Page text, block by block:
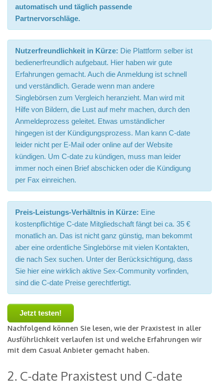
automatisch und täglich passende
Partnervorschläge.
Nutzerfreundlichkeit in Kürze: Die Plattform selber ist
bedienerfreundlich aufgebaut. Hier haben wir gute
Erfahrungen gemacht. Auch die Anmeldung ist schnell
und verständlich. Gerade wenn man andere
Singlebörsen zum Vergleich heranzieht. Man wird mit
Hilfe von Bildern, die Lust auf mehr machen, durch den
Anmeldeprozess geleitet. Etwas umständlicher
hingegen ist der Kündigungsprozess. Man kann C-date
leider nicht per E-Mail oder online auf der Website
kündigen. Um C-date zu kündigen, muss man leider
immer noch einen Brief abschicken oder die Kündigung
per Fax einreichen.
Preis-Leistungs-Verhältnis in Kürze: Eine
kostenpflichtige C-date Mitgliedschaft fängt bei ca. 35 €
monatlich an. Das ist nicht ganz günstig, man bekommt
aber eine ordentliche Singlebörse mit vielen Kontakten,
die nach Sex suchen. Unter der Berücksichtigung, dass
Sie hier eine wirklich aktive Sex-Community vorfinden,
sind die C-date Preise gerechtfertigt.
Jetzt testen!
Nachfolgend können Sie lesen, wie der Praxistest in aller
Ausführlichkeit verlaufen ist und welche Erfahrungen wir
mit dem Casual Anbieter gemacht haben.
2. C-date Praxistest und C-date